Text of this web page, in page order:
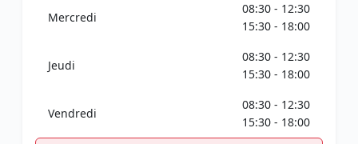
Mercredi
08:30 - 12:30
15:30 - 18:00
Jeudi
08:30 - 12:30
15:30 - 18:00
Vendredi
08:30 - 12:30
15:30 - 18:00